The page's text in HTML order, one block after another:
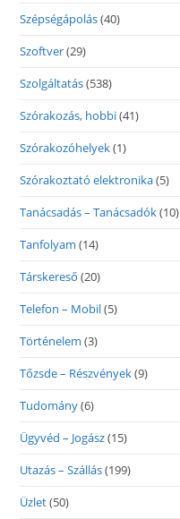
Szépségápolás(40)
Szoftver(29)
Szolgáltatás(538)
Szórakozás, hobbi(41)
Szórakozóhelyek(1)
Szórakoztató elektronika(5)
Tanácsadás – Tanácsadók(10)
Tanfolyam (14)
Társkereső (20)
Telefon – Mobil(5)
Történelem (3)
Tőzsde – Részvények(9)
Tudomány(6)
Ügyvéd – Jogász(15)
Utazás – Szállás(199)
Üzlet(50)